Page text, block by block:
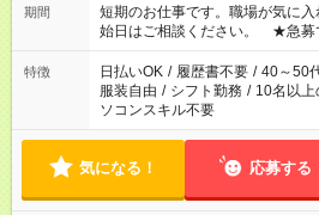
あれば調整できます！ ※シフト
なります。★家庭の都合でお休み
ください。
期間
短期のお仕事です。職場が気に
始日はご相談ください。 ★急募
特徴 日払いOK / 履歴書不要 / 40～50
服装自由 / シフト勤務 / 10名以
ソコンスキル不要
気になる！ 応募する